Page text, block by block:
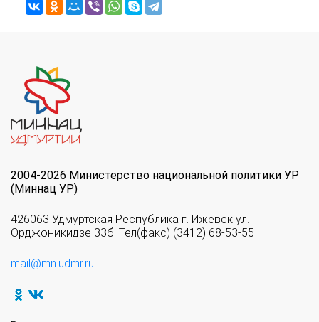
2004-2026 Министерство национальной политики УР
(Миннац УР)
426063 Удмуртская Республика г. Ижевск ул.
Орджоникидзе 33б. Тел(факс) (3412) 68-53-55
mail@mn.udmr.ru